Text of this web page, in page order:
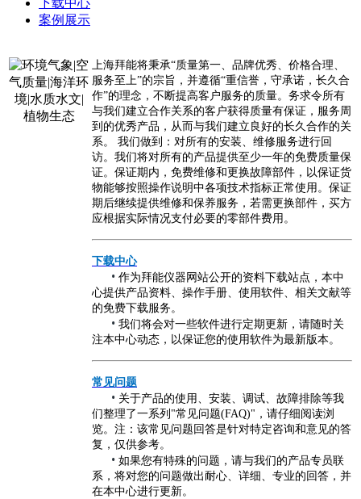
下载中心
案例展示
上海拜能将秉承“质量第一、品牌优秀、价格合理、
服务至上”的宗旨，并遵循“重信誉，守承诺，长久合
作”的理念，不断提高客户服务的质量。务求令所有
与我们建立合作关系的客户获得质量有保证，服务周
到的优秀产品，从而与我们建立良好的长久合作的关
系。 我们做到：对所有的安装、维修服务进行回
访。我们将对所有的产品提供至少一年的免费质量保
证。保证期内，免费维修和更换故障部件，以保证货
物能够按照操作说明中各项技术指标正常使用。保证
期后继续提供维修和保养服务，若需更换部件，买方
应根据实际情况支付必要的零部件费用。
下载中心
• 作为拜能仪器网站公开的资料下载站点，本中
心提供产品资料、操作手册、使用软件、相关文献等
的免费下载服务。
• 我们将会对一些软件进行定期更新，请随时关
注本中心动态，以保证您的使用软件为最新版本。
常见问题
• 关于产品的使用、安装、调试、故障排除等我
们整理了一系列"常见问题(FAQ)"，请仔细阅读浏
览。注：该常见问题回答是针对特定咨询和意见的答
复，仅供参考。
• 如果您有特殊的问题，请与我们的产品专员联
系，将对您的问题做出耐心、详细、专业的回答，并
在本中心进行更新。